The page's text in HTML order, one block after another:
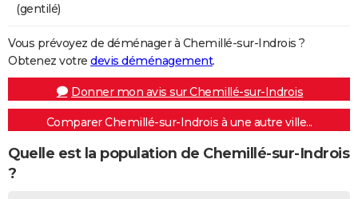
(gentilé)
Vous prévoyez de déménager à Chemillé-sur-Indrois ?
Obtenez votre devis déménagement.
Donner mon avis sur Chemillé-sur-Indrois
Comparer Chemillé-sur-Indrois à une autre ville...
Quelle est la population de Chemillé-sur-Indrois
?